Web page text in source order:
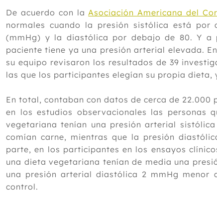
De acuerdo con laAsociación Americana del
normales cuando la presión sistólica está por
(mmHg) y la diastólica por debajo de 80. Y a
paciente tiene ya una presión arterial elevada.
su equipo revisaron los resultados de 39
las que los participantes elegían su propia dieta,
En total, contaban con datos de cerca de 22.000
en los estudios observacionales las personas
vegetariana tenían una presión arterial
comían carne, mientras que la presión
parte, en los participantes en los ensayos
una dieta vegetariana tenían de media una
una presión arterial diastólica 2 mmHg menor
control.